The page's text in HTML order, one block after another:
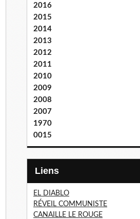
2016
2015
2014
2013
2012
2011
2010
2009
2008
2007
1970
0015
Liens
EL DIABLO
RÉVEIL COMMUNISTE
CANAILLE LE ROUGE